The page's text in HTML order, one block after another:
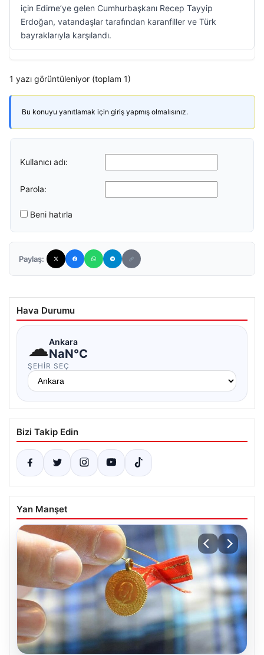
için Edirne’ye gelen Cumhurbaşkanı Recep Tayyip
Erdoğan, vatandaşlar tarafından karanfiller ve Türk
bayraklarıyla karşılandı.
1 yazı görüntüleniyor (toplam 1)
Bu konuyu yanıtlamak için giriş yapmış olmalısınız.
Kullanıcı adı:
Parola:
Beni hatırla
Paylaş:
Hava Durumu
☁Ankara
NaN°C
ŞEHIR SEÇ
Bizi Takip Edin
Yan Manşet